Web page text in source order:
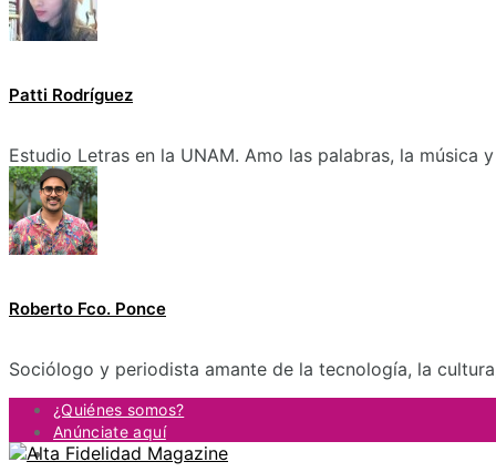
Patti Rodríguez
Estudio Letras en la UNAM. Amo las palabras, la música
Roberto Fco. Ponce
Sociólogo y periodista amante de la tecnología, la
¿Quiénes somos?
Anúnciate aquí
Contacto